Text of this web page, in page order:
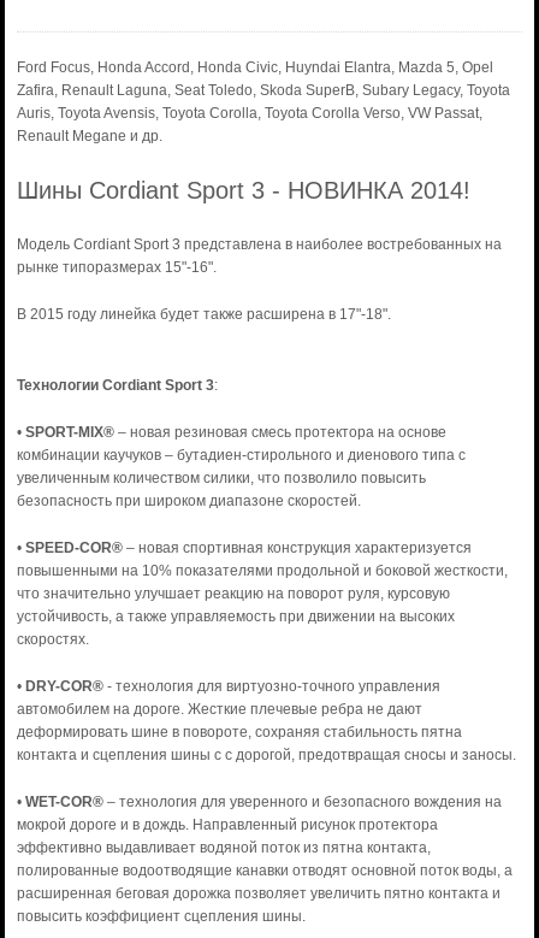
Ford Focus, Honda Accord, Honda Civic, Huyndai Elantra, Mazda 5, Opel
Zafira, Renault Laguna, Seat Toledo, Skoda SuperB, Subary Legacy, Toyota
Auris, Toyota Avensis, Toyota Corolla, Toyota Corolla Verso, VW Passat,
Renault Megane и др.
Шины Cordiant Sport 3 - НОВИНКА 2014!
Модель Cordiant Sport 3 представлена в наиболее востребованных на
рынке типоразмерах 15"-16".
В 2015 году линейка будет также расширена в 17"-18".
Технологии Cordiant Sport 3:
• SPORT-MIX®– новая резиновая смесь протектора на основе
комбинации каучуков – бутадиен-стирольного и диенового типа с
увеличенным количеством силики, что позволило повысить
безопасность при широком диапазоне скоростей.
• SPEED-COR® – новая спортивная конструкция характеризуется
повышенными на 10% показателями продольной и боковой жесткости,
что значительно улучшает реакцию на поворот руля, курсовую
устойчивость, а также управляемость при движении на высоких
скоростях.
• DRY-COR®- технология для виртуозно-точного управления
автомобилем на дороге. Жесткие плечевые ребра не дают
деформировать шине в повороте, сохраняя стабильность пятна
контакта и сцепления шины с с дорогой, предотвращая сносы и заносы.
• WET-COR® – технология для уверенного и безопасного вождения на
мокрой дороге и в дождь. Направленный рисунок протектора
эффективно выдавливает водяной поток из пятна контакта,
полированные водоотводящие канавки отводят основной поток воды, а
расширенная беговая дорожка позволяет увеличить пятно контакта и
повысить коэффициент сцепления шины.